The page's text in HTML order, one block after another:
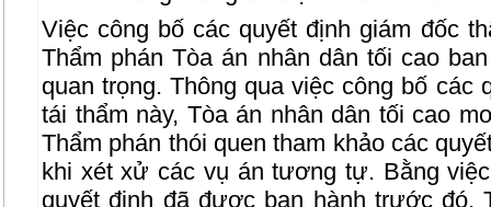
Việc công bố các quyết định giám đốc
Thẩm phán Tòa án nhân dân tối cao
quan trọng. Thông qua việc công bố các
tái thẩm này, Tòa án nhân dân tối cao
Thẩm phán thói quen tham khảo các
khi xét xử các vụ án tương tự. Bằng
quyết định đã được ban hành trước đó,